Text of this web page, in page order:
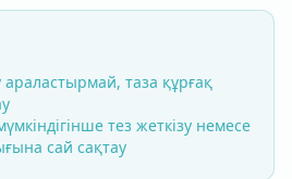
араластырмай, таза құрғақ
тез жеткізу немесе
сай сақтау